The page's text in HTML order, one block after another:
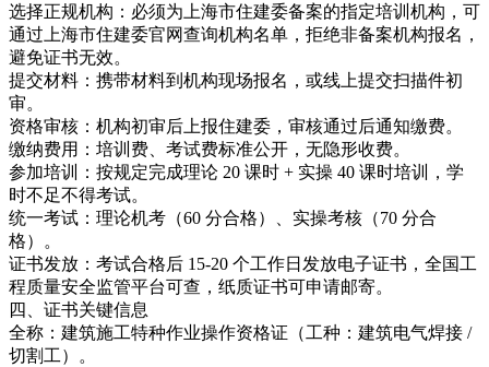
选择正规机构：必须为上海市住建委备案的指定培训机构，可
通过上海市住建委官网查询机构名单，拒绝非备案机构报名，
避免证书无效。
提交材料：携带材料到机构现场报名，或线上提交扫描件初
审。
资格审核：机构初审后上报住建委，审核通过后通知缴费。
缴纳费用：培训费、考试费标准公开，无隐形收费。
参加培训：按规定完成理论 20 课时 + 实操 40 课时培训，学
时不足不得考试。
统一考试：理论机考（60 分合格）、实操考核（70 分合
格）。
证书发放：考试合格后 15-20 个工作日发放电子证书，全国工
程质量安全监管平台可查，纸质证书可申请邮寄。
四、证书关键信息
全称：建筑施工特种作业操作资格证（工种：建筑电气焊接 /
切割工）。